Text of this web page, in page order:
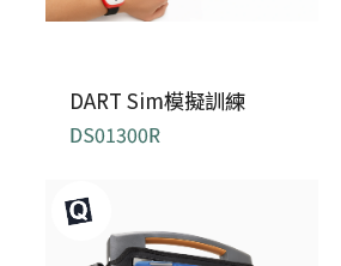
式、動態心電圖及媒...
DART Sim模擬訓練
DS01300R